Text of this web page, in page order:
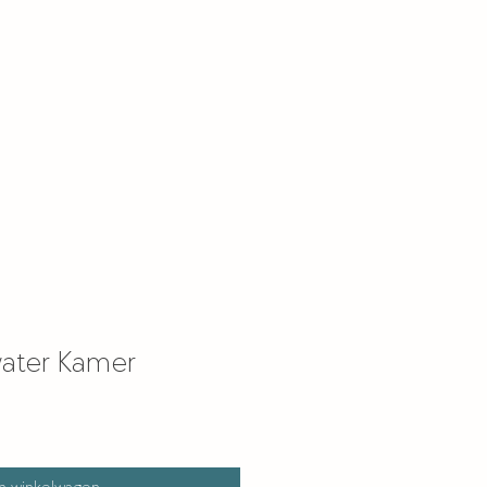
Kamer